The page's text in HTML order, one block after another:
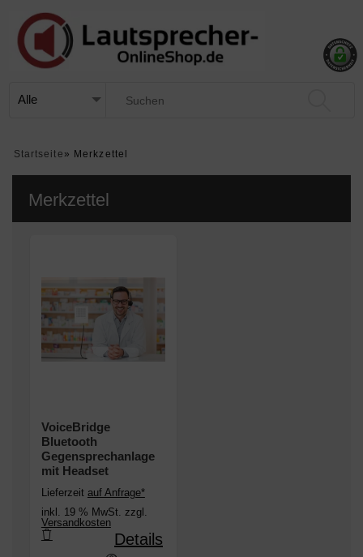
Startseite » Merkzettel
Merkzettel
VoiceBridge
Bluetooth
Gegensprechanlage
mit Headset
Lieferzeit auf Anfrage*
inkl. 19 % MwSt. zzgl.
Versandkosten
Bluetooth Gegensprechanlage mit Headset
Details